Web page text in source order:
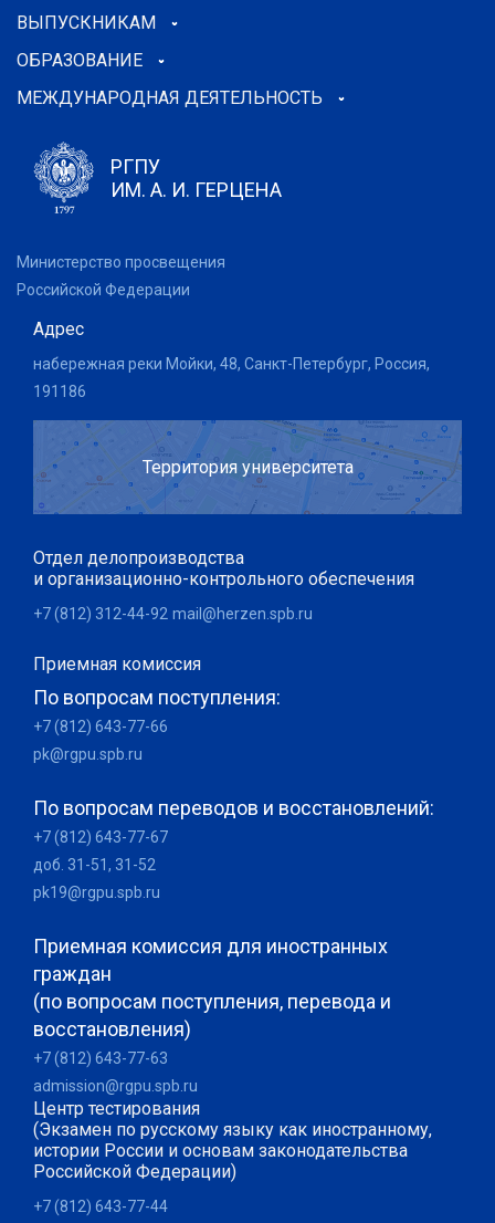
ВЫПУСКНИКАМ
ОБРАЗОВАНИЕ
МЕЖДУНАРОДНАЯ ДЕЯТЕЛЬНОСТЬ
РГПУ
ИМ. А. И. ГЕРЦЕНА
Министерство просвещения
Российской Федерации
Адрес
набережная реки Мойки, 48, Санкт-Петербург, Россия,
191186
Территория университета
Отдел делопроизводства
и организационно-контрольного обеспечения
+7 (812) 312-44-92 mail@herzen.spb.ru
Приемная комиссия
По вопросам поступления:
+7 (812) 643-77-66
pk@rgpu.spb.ru
По вопросам переводов и восстановлений:
+7 (812) 643-77-67
доб. 31-51, 31-52
pk19@rgpu.spb.ru
Приемная комиссия для иностранных
граждан
(по вопросам поступления, перевода и
восстановления)
+7 (812) 643-77-63
admission@rgpu.spb.ru
Центр тестирования
(Экзамен по русскому языку как иностранному,
истории России и основам законодательства
Российской Федерации)
+7 (812) 643-77-44